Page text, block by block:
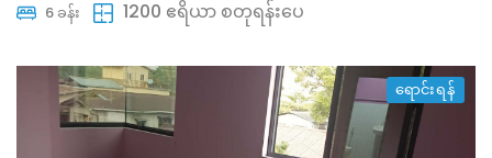
6 ခန်း 1200 ဧရိယာ စတုရန်းပေ
ရောင်းရန်